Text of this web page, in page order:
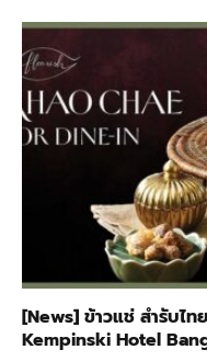
[News] ข้าวแช่ สำรับไ
Kempinski Hotel